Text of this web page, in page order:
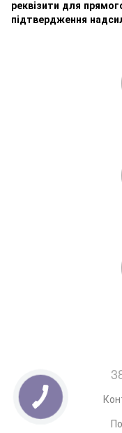
реквізити для
підтвердження